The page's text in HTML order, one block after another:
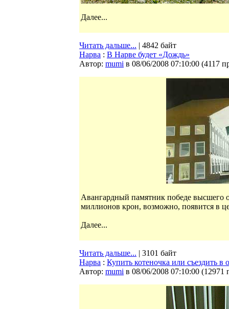
Далее...
Читать дальше... | 4842 байт
Нарва : В Нарве будет «Дождь»
Автор: mumi в 08/06/2008 07:10:00 (4117
Авангардный памятник победе высшего
миллионов крон, возможно, появится в
Далее...
Читать дальше... | 3101 байт
Нарва : Купить котеночка или съездить в
Автор: mumi в 08/06/2008 07:10:00 (12971